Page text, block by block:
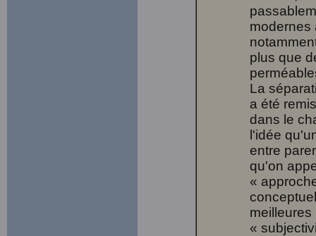
modernes
plus que
La
a été
dans le
l'idée
entre
qu'on
«
«